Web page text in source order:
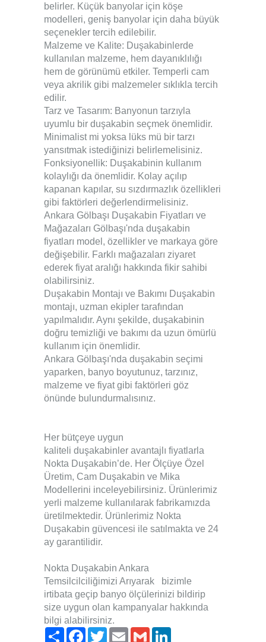
belirler. Küçük banyolar için köşe
modelleri, geniş banyolar için daha büyük
seçenekler tercih edilebilir.
Malzeme ve Kalite: Duşakabinlerde
kullanılan malzeme, hem dayanıklılığı
hem de görünümü etkiler. Temperli cam
veya akrilik gibi malzemeler sıklıkla tercih
edilir.
Tarz ve Tasarım: Banyonun tarzıyla
uyumlu bir duşakabin seçmek önemlidir.
Minimalist mi yoksa lüks mü bir tarzı
yansıtmak istediğinizi belirlemelisiniz.
Fonksiyonellik: Duşakabinin kullanım
kolaylığı da önemlidir. Kolay açılıp
kapanan kapılar, su sızdırmazlık özellikleri
gibi faktörleri değerlendirmelisiniz.
Ankara Gölbaşı Duşakabin Fiyatları ve
Mağazaları Gölbaşı'nda duşakabin
fiyatları model, özellikler ve markaya göre
değişebilir. Farklı mağazaları ziyaret
ederek fiyat aralığı hakkında fikir sahibi
olabilirsiniz.
Duşakabin Montajı ve Bakımı Duşakabin
montajı, uzman ekipler tarafından
yapılmalıdır. Aynı şekilde, duşakabinin
doğru temizliği ve bakımı da uzun ömürlü
kullanım için önemlidir.
Ankara Gölbaşı'nda duşakabin seçimi
yaparken, banyo boyutunuz, tarzınız,
malzeme ve fiyat gibi faktörleri göz
önünde bulundurmalısınız.
Her bütçeye uygun
kaliteli duşakabinler avantajlı fiyatlarla
Nokta Duşakabin’de. Her Ölçüye Özel
Üretim, Cam Duşakabin ve Mika
Modellerini inceleyebilirsiniz. Ürünlerimiz
yerli malzeme kullanılarak fabrikamızda
üretilmektedir. Ürünlerimiz Nokta
Duşakabin güvencesi ile satılmakta ve 24
ay garantilidir.
Nokta Duşakabin Ankara
Temsilcilciliğimizi Arıyarak bizimle
irtibata geçip banyo ölçülerinizi bildirip
size uygun olan kampanyalar hakkında
bilgi alabilirsiniz.
PaylaşFacebook
TwitterEmailGmail